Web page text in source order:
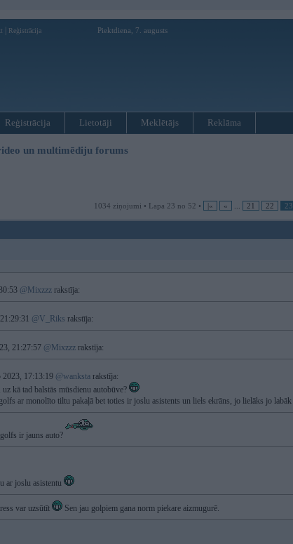
Reģistrācija Piektdiena, 7. augusts
Reģistrācija Lietotāji Meklētājs Reklāma
un multimēdiju forums
1034 ziņojumi • Lapa 23 no 52 • |« « 21 22 23
@Mixzzz rakstīja:
@V_Riks rakstīja:
21:27:57 @Mixzzz rakstīja:
2023, 17:13:19 @wanksta rakstīja:
uz kā tad balstās mūsdienu autobūve?
ar monolīto tiltu pakaļā bet toties ir joslu asistents un liels ekrāns, jo lielāks jo labāk
ir jauns auto?
ar joslu asistentu
var uzsūtīt Sen jau golpiem gana norm piekare aizmugurē.